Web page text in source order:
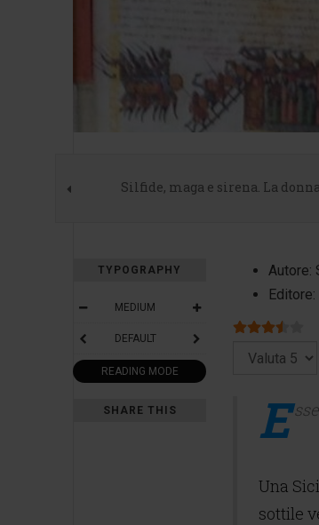
Silfide, maga e sirena. La
TYPOGRAPHY
MEDIUM
DEFAULT
READING MODE
SHARE THIS
Autore:
Editore:
Valutazione
Valuta
E
Una
sottile